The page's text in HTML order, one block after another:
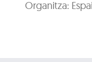
Organitza: